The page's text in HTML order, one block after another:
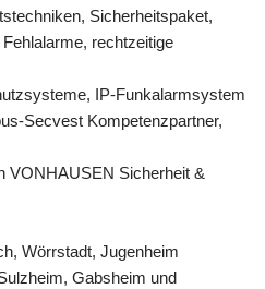
Sicherheitspaket,
rechtzeitige
IP-Funkalarmsystem
Secvest Kompetenzpartner,
VONHAUSEN Sicherheit &
Wörrstadt, Jugenheim
Gabsheim und